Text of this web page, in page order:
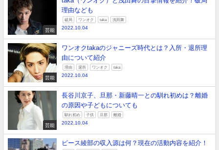
芸能
理由なども
破局 ワンオク taka 浅田舞
2022.10.04
芸能
ワンオクtakaのジャニーズ時代とは？入所・退所理
由について紹介
理由 退所 ワンオク taka
2022.10.04
芸能
長谷川京子、旦那・新藤晴一との馴れ初めは？離婚
の原因や子どもについても
馴れ初め 子供 旦那 離婚
2022.10.04
ピース綾部の収入源は何？現在の活動内容を紹介！